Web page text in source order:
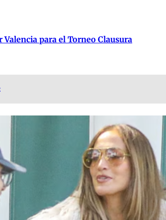
para el Torneo Clausura